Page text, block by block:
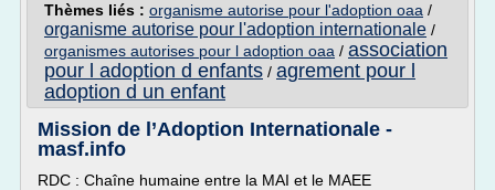
Thèmes liés : organisme autorise pour l'adoption oaa /
organisme autorise pour l'adoption internationale /
organismes autorises pour l adoption oaa / association
pour l adoption d enfants / agrement pour l
adoption d un enfant
Mission de l’Adoption Internationale -
masf.info
RDC : Chaîne humaine entre la MAI et le MAEE